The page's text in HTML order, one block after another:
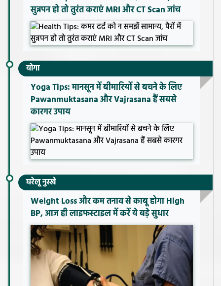
सुन्नपन हो तो तुरंत कराएं MRI और CT Scan जांच
योगा
Yoga Tips: मानसून में बीमारियों से बचने के लिए
Pawanmuktasana और Vajrasana हैं सबसे
कारगर उपाय
घरेलू नुस्खे
Weight Loss और कम तनाव से काबू होगा High
BP, आज ही लाइफस्टाइल में करें ये बड़े सुधार